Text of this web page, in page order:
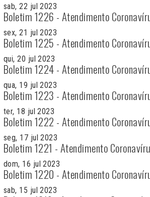
sab, 22 jul 2023
Boletim 1226 - Atendimento
sex, 21 jul 2023
Boletim 1225 - Atendimento
qui, 20 jul 2023
Boletim 1224 - Atendimento
qua, 19 jul 2023
Boletim 1223 - Atendimento
ter, 18 jul 2023
Boletim 1222 - Atendimento
seg, 17 jul 2023
Boletim 1221 - Atendimento
dom, 16 jul 2023
Boletim 1220 - Atendimento
sab, 15 jul 2023